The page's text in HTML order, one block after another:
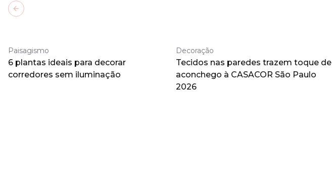
Paisagismo
6 plantas ideais para decorar
corredores sem iluminação
Decoração
Tecidos nas paredes trazem toque de
aconchego à CASACOR São Paulo
2026
Previous slide